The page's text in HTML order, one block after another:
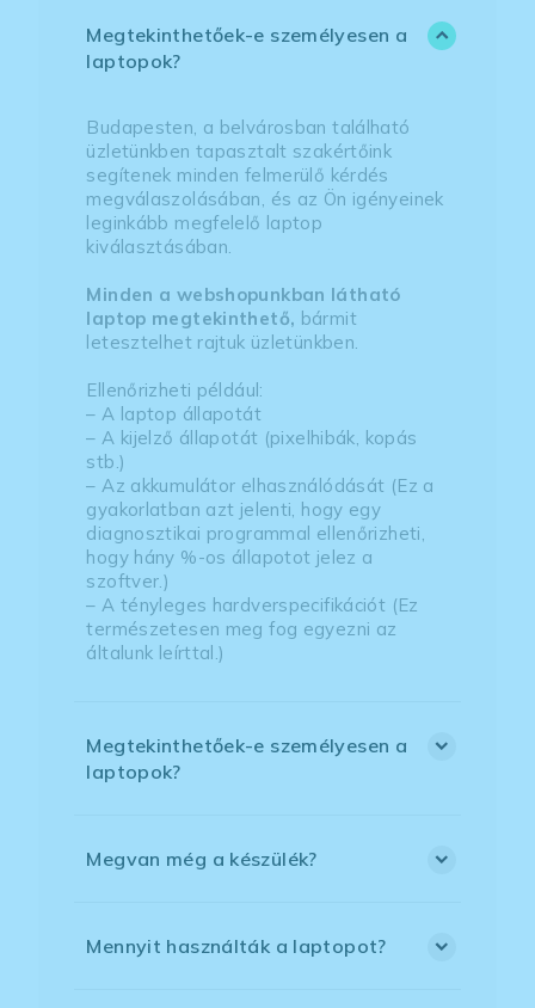
Megtekinthetőek-e személyesen a
laptopok?
Budapesten, a belvárosban található
üzletünkben tapasztalt szakértőink
segítenek minden felmerülő kérdés
megválaszolásában, és az Ön igényeinek
leginkább megfelelő laptop
kiválasztásában.
Minden a webshopunkban látható
laptop megtekinthető, bármit
letesztelhet rajtuk üzletünkben.
Ellenőrizheti például:
– A laptop állapotát
– A kijelző állapotát (pixelhibák, kopás
stb.)
– Az akkumulátor elhasználódását (Ez a
gyakorlatban azt jelenti, hogy egy
diagnosztikai programmal ellenőrizheti,
hogy hány %-os állapotot jelez a
szoftver.)
– A tényleges hardverspecifikációt (Ez
természetesen meg fog egyezni az
általunk leírttal.)
Megtekinthetőek-e személyesen a
laptopok?
Megvan még a készülék?
Mennyit használták a laptopot?